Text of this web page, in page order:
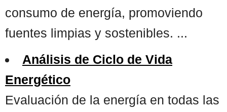
consumo de energía, promoviendo
fuentes limpias y sostenibles. ...
Análisis de Ciclo de Vida
Energético
Evaluación de la energía en todas las